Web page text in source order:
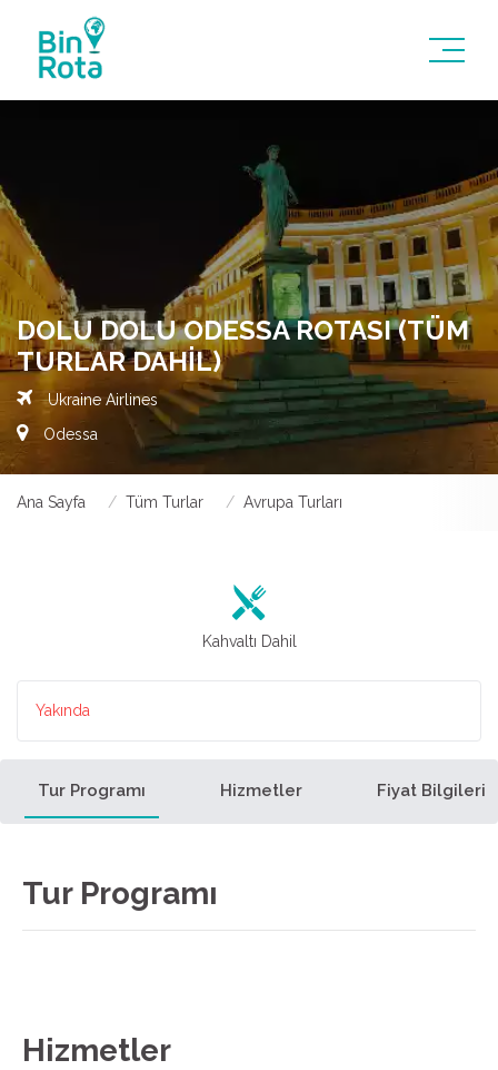
DOLU DOLU ODESSA ROTASI (TÜM
TURLAR DAHIL)
Ukraine Airlines
Odessa
Ana Sayfa Tüm Turlar Avrupa Turları
Kahvaltı Dahil
Yakında
Tur Programı Hizmetler Fiyat Bilgileri
Tur Programı
Hizmetler